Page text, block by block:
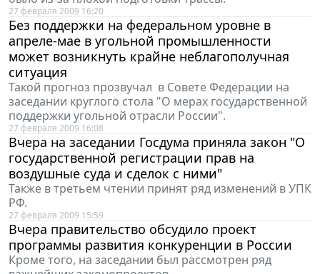
27 февраля 2009 16:20
Без поддержки на федеральном уровне в
апреле-мае в угольной промышленности
может возникнуть крайне неблагополучная
ситуация
Такой прогноз прозвучал в Совете Федерации на
заседании круглого стола "О мерах государственной
поддержки угольной отрасли России".
27 февраля 2009 16:08
Вчера на заседании Госдума приняла закон "О
государственной регистрации прав на
воздушные суда и сделок с ними"
Также в третьем чтении принят ряд изменений в УПК
РФ.
27 февраля 2009 15:59
Вчера правительство обсудило проект
программы развития конкуренции в России
Кроме того, на заседании был рассмотрен ряд